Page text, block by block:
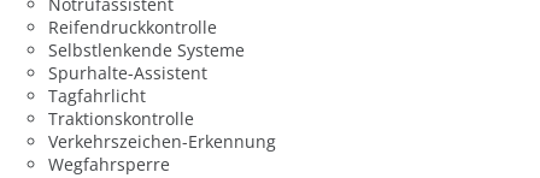
Notrufassistent
Reifendruckkontrolle
Selbstlenkende Systeme
Spurhalte-Assistent
Tagfahrlicht
Traktionskontrolle
Verkehrszeichen-Erkennung
Wegfahrsperre